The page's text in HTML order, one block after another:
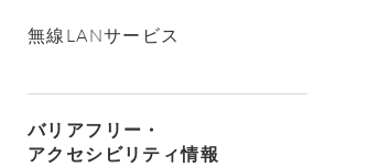
無線LANサービス
バリアフリー・
アクセシビリティ情報